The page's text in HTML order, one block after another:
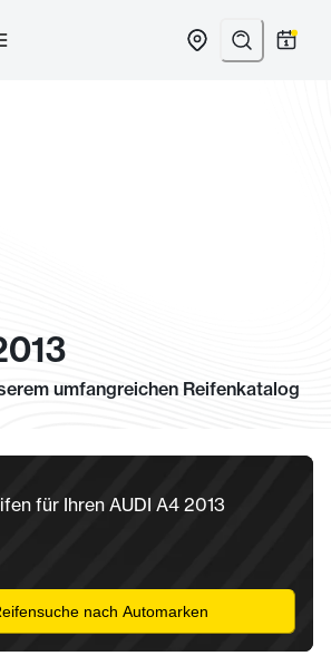
umfangreichen Reifenkatalog
für Ihren AUDI A4 2013
nach Automarken